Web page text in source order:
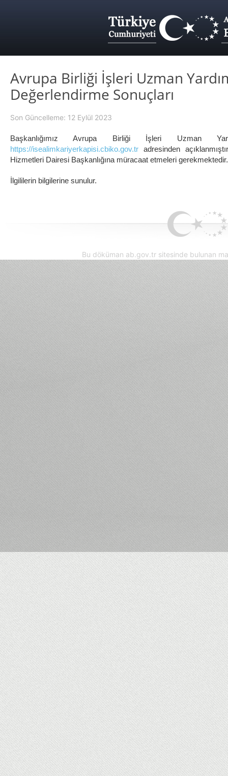
Avrupa Birliği İşleri Uzman
Değerlendirme Sonuçları
Son Güncelleme: 12 Eylül 2023
Başkanlığımız Avrupa Birliği İşleri Uzman
https://isealimkariyerkapisi.cbiko.gov.tr adresinden
Hizmetleri Dairesi Başkanlığına müracaat etmeleri gerekmektedir.
İlgililerin bilgilerine sunulur.
Bu döküman ab.gov.tr sitesinde bulunan